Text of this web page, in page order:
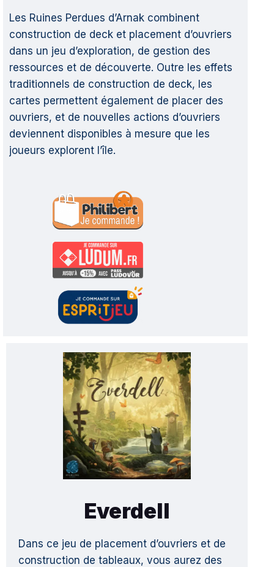
Les Ruines Perdues d’Arnak combinent
construction de deck et placement d’ouvriers
dans un jeu d’exploration, de gestion des
ressources et de découverte. Outre les effets
traditionnels de construction de deck, les
cartes permettent également de placer des
ouvriers, et de nouvelles actions d’ouvriers
deviennent disponibles à mesure que les
joueurs explorent l’île.
Everdell
Dans ce jeu de placement d’ouvriers et de
construction de tableaux, vous aurez des